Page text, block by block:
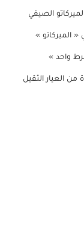
الصيفي
الميركاتو »
واحد »
العيار الثقيل